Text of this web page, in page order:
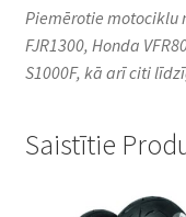
Piemērotie motociklu
FJR1300, Honda
S1000F, kā arī citi
Saistītie